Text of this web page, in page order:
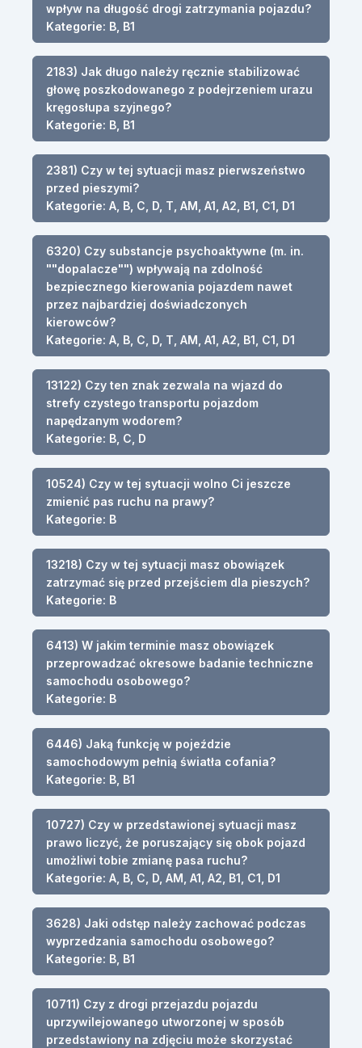
wpływ na długość drogi zatrzymania pojazdu?
Kategorie: B, B1
2183) Jak długo należy ręcznie stabilizować
głowę poszkodowanego z podejrzeniem urazu
kręgosłupa szyjnego?
Kategorie: B, B1
2381) Czy w tej sytuacji masz pierwszeństwo
przed pieszymi?
Kategorie: A, B, C, D, T, AM, A1, A2, B1, C1, D1
6320) Czy substancje psychoaktywne (m. in.
""dopalacze"") wpływają na zdolność
bezpiecznego kierowania pojazdem nawet
przez najbardziej doświadczonych
kierowców?
Kategorie: A, B, C, D, T, AM, A1, A2, B1, C1, D1
13122) Czy ten znak zezwala na wjazd do
strefy czystego transportu pojazdom
napędzanym wodorem?
Kategorie: B, C, D
10524) Czy w tej sytuacji wolno Ci jeszcze
zmienić pas ruchu na prawy?
Kategorie: B
13218) Czy w tej sytuacji masz obowiązek
zatrzymać się przed przejściem dla pieszych?
Kategorie: B
6413) W jakim terminie masz obowiązek
przeprowadzać okresowe badanie techniczne
samochodu osobowego?
Kategorie: B
6446) Jaką funkcję w pojeździe
samochodowym pełnią światła cofania?
Kategorie: B, B1
10727) Czy w przedstawionej sytuacji masz
prawo liczyć, że poruszający się obok pojazd
umożliwi tobie zmianę pasa ruchu?
Kategorie: A, B, C, D, AM, A1, A2, B1, C1, D1
3628) Jaki odstęp należy zachować podczas
wyprzedzania samochodu osobowego?
Kategorie: B, B1
10711) Czy z drogi przejazdu pojazdu
uprzywilejowanego utworzonej w sposób
przedstawiony na zdjęciu może skorzystać